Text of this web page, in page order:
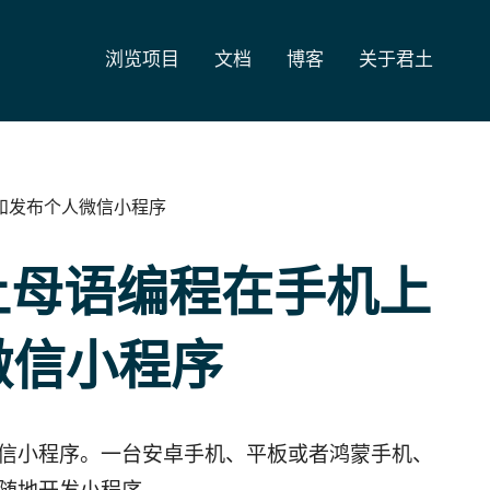
浏览项目 文档 博客 关于君土
发布个人微信小程序
语编程在手机上
小程序
程序。一台安卓手机、平板或者鸿蒙手机、